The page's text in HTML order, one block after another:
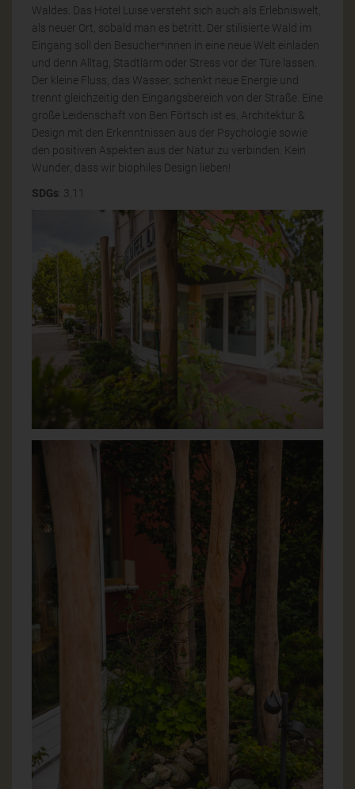
Waldes. Das Hotel Luise versteht sich auch als Erlebniswelt,
als neuer Ort, sobald man es betritt. Der stilisierte Wald im
Eingang soll den Besucher*innen in eine neue Welt einladen
und denn Alltag, Stadtlärm oder Stress vor der Türe lassen.
Der kleine Fluss, das Wasser, schenkt neue Energie und
trennt gleichzeitig den Eingangsbereich von der Straße. Eine
große Leidenschaft von Ben Förtsch ist es, Architektur &
Design mit den Erkenntnissen aus der Psychologie sowie
den positiven Aspekten aus der Natur zu verbinden. Kein
Wunder, dass wir biophiles Design lieben!
SDGs: 3,11